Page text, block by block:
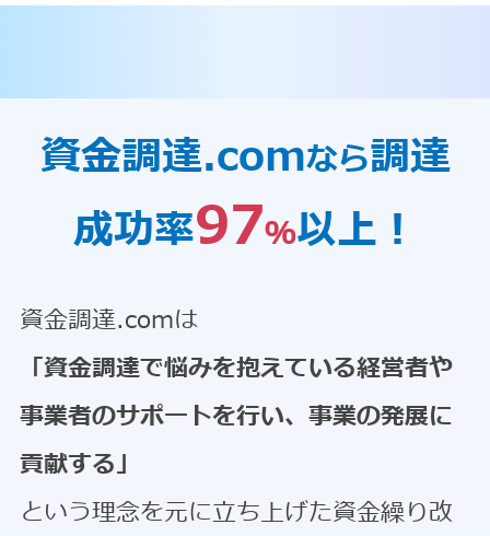
資金調達.comなら調達
成功率97％以上！
資金調達.comは
「資金調達で悩みを抱えている経営者や
事業者のサポートを行い、事業の発展に
貢献する」
という理念を元に立ち上げた資金繰り改